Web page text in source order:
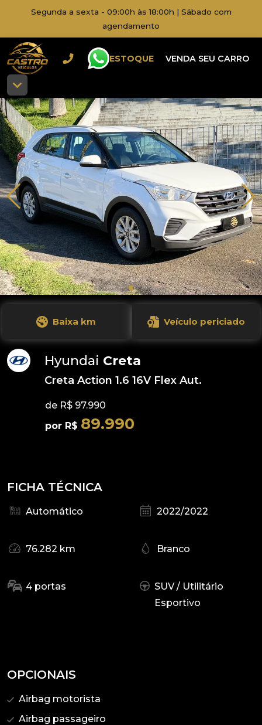
Segunda a sexta - 09:00h às 18:00h | Sábado com
agendamento
ESTOQUE VENDA SEU CARRO
Baixa km Veículo periciado
Hyundai Creta
Creta Action 1.6 16V Flex Aut.
de R$ 97.990
por R$ 89.990
FICHA TÉCNICA
Automático 2022/2022
76.282 km Branco
4 portas
SUV / Utilitário
Esportivo
OPCIONAIS
Airbag motorista
Airbag passageiro